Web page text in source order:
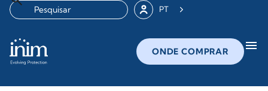
PT
ONDE COMPRAR menu